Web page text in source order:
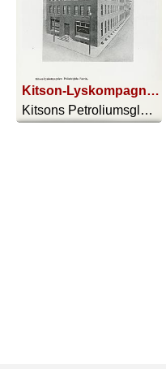
Kitson-Lyskompagniets Philadelphia Fabrik
Kitsons Petroliumsglødelys - 1902